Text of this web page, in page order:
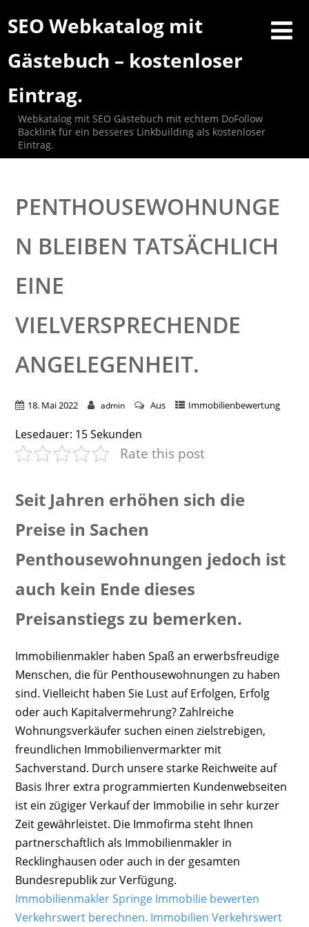
SEO Webkatalog mit
Gästebuch – kostenloser
Eintrag.
Webkatalog mit SEO Gästebuch mit echtem DoFollow
Backlink für ein besseres Linkbuilding als kostenloser
Eintrag.
PENTHOUSEWOHNUNGE
N BLEIBEN TATSÄCHLICH
EINE
VIELVERSPRECHENDE
ANGELEGENHEIT.
18. Mai 2022 admin Aus Immobilienbewertung
Lesedauer: 15Sekunden
Rate this post
Seit Jahren erhöhen sich die
Preise in Sachen
Penthousewohnungen jedoch ist
auch kein Ende dieses
Preisanstiegs zu bemerken.
Immobilienmakler haben Spaß an erwerbsfreudige
Menschen, die für Penthousewohnungen zu haben
sind. Vielleicht haben Sie Lust auf Erfolgen, Erfolg
oder auch Kapitalvermehrung? Zahlreiche
Wohnungsverkäufer suchen einen zielstrebigen,
freundlichen Immobilienvermarkter mit
Sachverstand. Durch unsere starke Reichweite auf
Basis Ihrer extra programmierten Kundenwebseiten
ist ein zügiger Verkauf der Immobilie in sehr kurzer
Zeit gewährleistet. Die Immofirma steht Ihnen
partnerschaftlich als Immobilienmakler in
Recklinghausen oder auch in der gesamten
Bundesrepublik zur Verfügung.
Immobilienmakler Springe Immobilie bewerten
Verkehrswert berechnen. Immobilien Verkehrswert